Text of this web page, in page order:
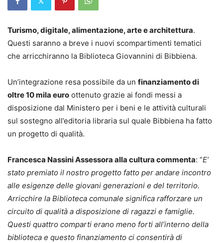
Turismo, digitale, alimentazione, arte e architettura.
Questi saranno a breve i nuovi scompartimenti tematici
che arricchiranno la Biblioteca Giovannini di Bibbiena.
Un’integrazione resa possibile da un finanziamento di
oltre 10 mila euro ottenuto grazie ai fondi messi a
disposizione dal Ministero per i beni e le attività culturali
sul sostegno all’editoria libraria sul quale Bibbiena ha fatto
un progetto di qualità.
Francesca Nassini Assessora alla cultura commenta: “E’
stato premiato il nostro progetto fatto per andare incontro
alle esigenze delle giovani generazioni e del territorio.
Arricchire la Biblioteca comunale significa rafforzare un
circuito di qualità a disposizione di ragazzi e famiglie.
Questi quattro comparti erano meno forti all’interno della
biblioteca e questo finanziamento ci consentirà di